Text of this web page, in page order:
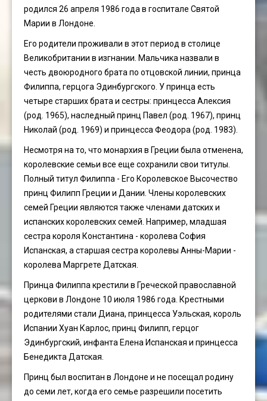
родился 26 апреля 1986 года в госпитале Святой
Марии в Лондоне.
Его родители проживали в этот период в столице
Великобритании в изгнании. Мальчика назвали в
честь двоюродного брата по отцовской линии, принца
Филиппа, герцога Эдинбургского. У принца есть
четыре старших брата и сестры: принцесса Алексия
(род. 1965), наследный принц Павел (род. 1967), принц
Николай (род. 1969) и принцесса Феодора (род. 1983).
Несмотря на то, что монархия в Греции была отменена,
королевские семьи все еще сохранили свои титулы.
Полный титул Филиппа - Его Королевское Высочество
принц Филипп Греции и Дании. Члены королевских
семей Греции являются также членами датских и
испанских королевских семей. Например, младшая
сестра короля Константина - королева София
Испанская, а старшая сестра королевы Анны-Марии -
королева Маргрете Датская.
Принца Филиппа крестили в Греческой православной
церкови в Лондоне 10 июля 1986 года. Крестными
родителями стали Диана, принцесса Уэльская, король
Испании Хуан Карлос, принц Филипп, герцог
Эдинбургский, инфанта Елена Испанская и принцесса
Бенедикта Датская.
Принц был воспитан в Лондоне и не посещал родину
до семи лет, когда его семье разрешили посетить